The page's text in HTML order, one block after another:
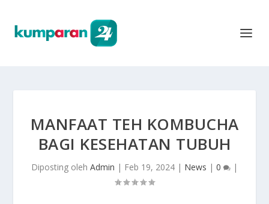
MANFAAT TEH KOMBUCHA
BAGI KESEHATAN TUBUH
Diposting oleh Admin | Feb 19, 2024 | News | 0 |